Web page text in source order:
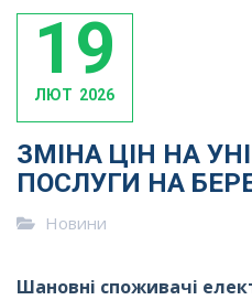
19
ЛЮТ 2026
ЗМІНА ЦІН НА
ПОСЛУГИ НА
Новини
Шановні споживачі